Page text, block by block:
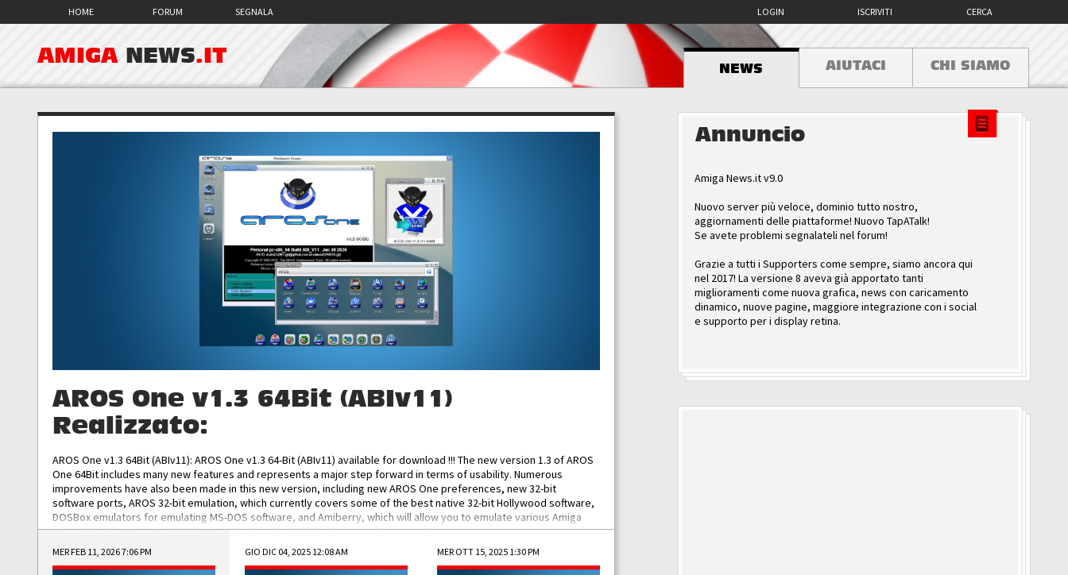
HOME FORUM SEGNALA CERCA
ISCRIVITI
LOGIN
AMIGA NEWS.IT
NEWS AIUTACI CHI SIAMO
AROS One v1.3 64Bit (ABIv11)
Realizzato:
AROS One v1.3 64Bit (ABIv11): AROS One v1.3 64-Bit (ABIv11) available for download !!! The new version 1.3 of AROS
One 64Bit includes many new features and represents a major step forward in terms of usability. Numerous
improvements have also been made in this new version, including new AROS One preferences, new 32-bit
software ports, AROS 32-bit emulation, which currently covers some of the best native 32-bit Hollywood software,
DOSBox emulators for emulating MS-DOS software, and Amiberry, which will allow you to emulate various Amiga
and AROS 68k models. AROS One v1.3 64-Bit-v11 ISO/IMG/: Download Functionalities: Improved...
MER FEB 11, 2026 7:06 PM GIO DIC 04, 2025 12:08 AM MER OTT 15, 2025 1:30 PM
Annuncio
Amiga News.it v9.0
Nuovo server più veloce, dominio tutto nostro,
aggiornamenti delle piattaforme! Nuovo TapATalk!
Se avete problemi segnalateli nel forum!
Grazie a tutti i Supporters come sempre, siamo ancora qui
nel 2017! La versione 8 aveva già apportato tanti
miglioramenti come nuova grafica, news con caricamento
dinamico, nuove pagine, maggiore integrazione con i social
e supporto per i display retina.